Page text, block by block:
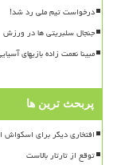
درخواست تیم ملی رد شد!
جنجال سلبریتی ها در ورزش
مبینا نعمت زاده بازیهای
پربحث ترین ها
افتخاری دیگر برای اسکواش
توقع از تارتار بالاست